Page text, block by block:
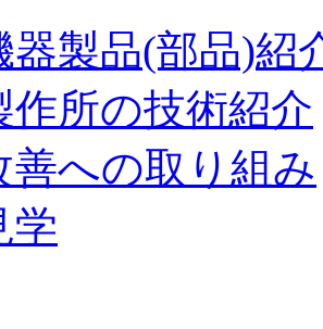
器製品(部品)紹
作所の技術紹介
善への取り組み
学